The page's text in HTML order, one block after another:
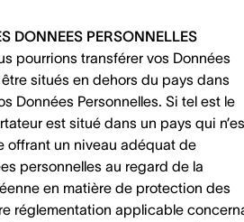
DONNEES PERSONNELLES
pourrions transférer vos Données
situés en dehors du pays dans
Données Personnelles. Si tel est le
est situé dans un pays qui
offrant un niveau adéquat de
personnelles au regard de la
en matière de protection des
réglementation applicable